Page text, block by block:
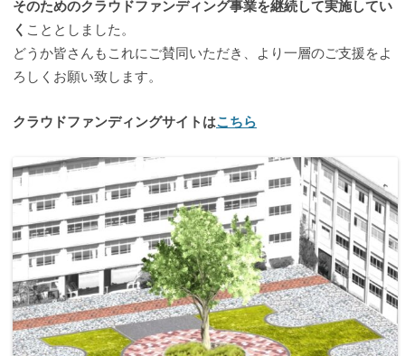
そのためのクラウドファンディング事業を継続して実施してい
く こととしました。
どうか皆さんもこれにご賛同いただき、より一層のご支援をよ
ろしくお願い致します。
クラウドファンディングサイトはこちら